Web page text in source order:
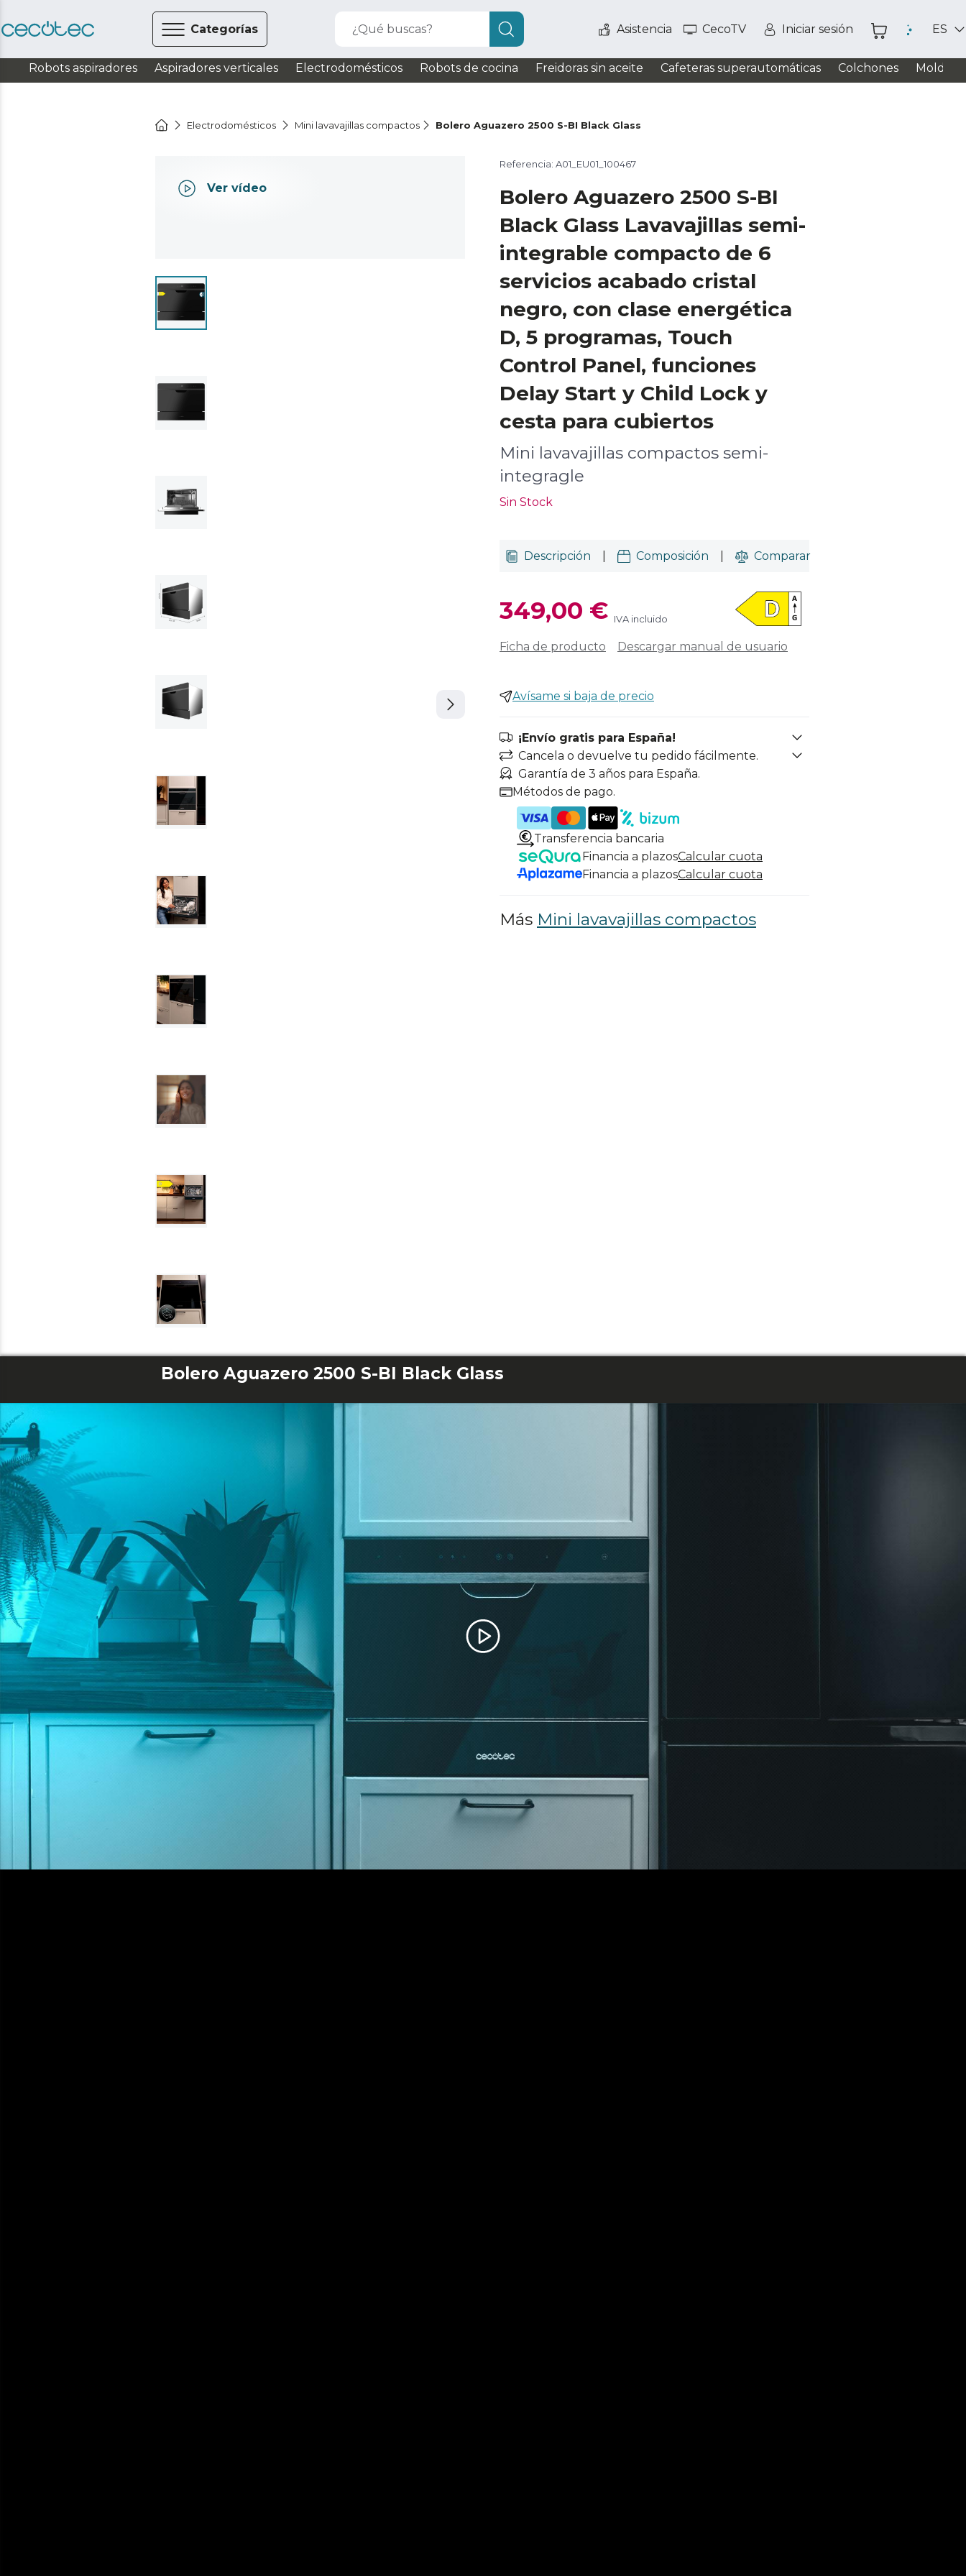
Categorías ¿Qué buscas? Asistencia CecoTV Iniciar sesión ES
Robots aspiradores Aspiradores verticales Electrodomésticos Robots de cocina Freidoras sin aceite Cafeteras superautomáticas Colchones
Electrodomésticos Mini lavavajillas compactos Bolero Aguazero 2500 S-BI Black Glass
Ver vídeo
Referencia: A01_EU01_100467
Bolero Aguazero 2500 S-BI
Black Glass Lavavajillas semi-
integrable compacto de 6
servicios acabado cristal
negro, con clase energética
D, 5 programas, Touch
Control Panel, funciones
Delay Start y Child Lock y
cesta para cubiertos
Mini lavavajillas compactos semi-
integragle
Sin Stock
Descripción Composición Comparar
349,00 € IVA incluido
Ficha de producto Descargar manual de usuario
Avísame si baja de precio
¡Envío gratis para España!
Cancela o devuelve tu pedido fácilmente.
Garantía de 3 años para España.
Métodos de pago.
Transferencia bancaria
Financia a plazosCalcular cuota
Financia a plazosCalcular cuota
Más Mini lavavajillas compactos
Bolero Aguazero 2500 S-BI Black Glass